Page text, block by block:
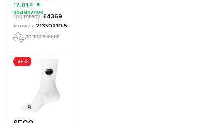
17.01 ₴
64369
21350210-5
до порівняння
-48%